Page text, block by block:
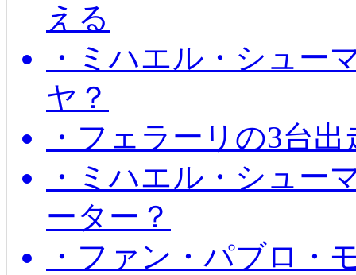
える
・ミハエル・シュー
ヤ？
・フェラーリの3台
・ミハエル・シュー
ーター？
・ファン・パブロ・